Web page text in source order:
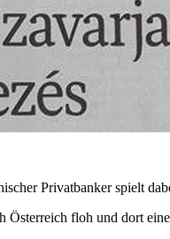
Privatbanker spielt
floh und dort